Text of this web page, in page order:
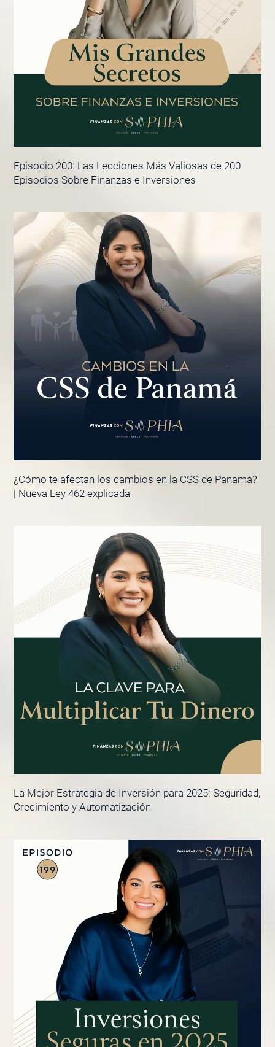
Episodio 200: Las Lecciones Más Valiosas de 200
Episodios Sobre Finanzas e Inversiones
¿Cómo te afectan los cambios en la CSS de Panamá?
| Nueva Ley 462 explicada
La Mejor Estrategia de Inversión para 2025: Seguridad,
Crecimiento y Automatización